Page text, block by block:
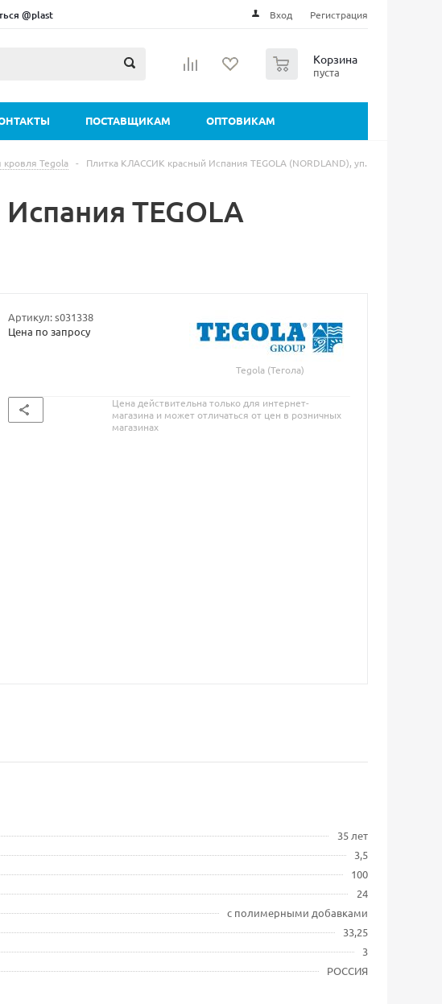
@plast Вход Регистрация
Корзина
пуста
ПОСТАВЩИКАМ ОПТОВИКАМ
кровля Tegola -
Плитка КЛАССИК красный Испания TEGOLA (NORDLAND), уп.
TEGOLA
Артикул:s031338
Цена по запросу
Tegola (Тегола)
Цена действительна только для интернет-
магазина и может отличаться от цен в розничных
магазинах
35 лет
3,5
100
24
с полимерными добавками
33,25
3
РОССИЯ